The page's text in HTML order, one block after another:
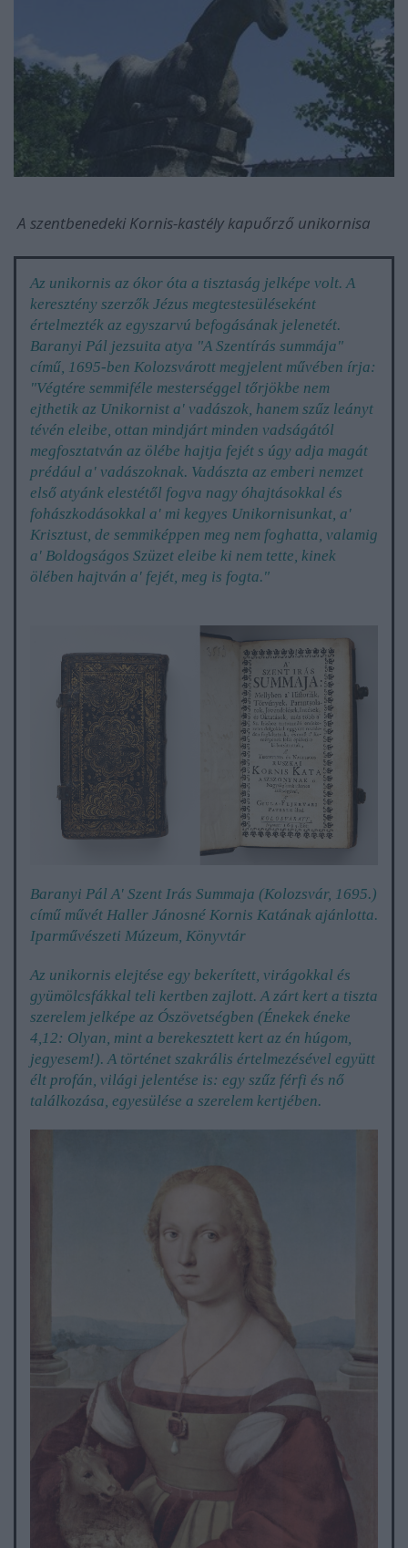
A szentbenedeki Kornis-kastély kapuőrző unikornisa
Az unikornis az ókor óta a tisztaság jelképe volt. A
keresztény szerzők Jézus megtestesüléseként
értelmezték az egyszarvú befogásának jelenetét.
Baranyi Pál jezsuita atya "A Szentírás summája"
című, 1695-ben Kolozsvárott megjelent művében írja:
"Végtére semmiféle mesterséggel tőrjökbe nem
ejthetik az Unikornist a' vadászok, hanem szűz leányt
tévén eleibe, ottan mindjárt minden vadságától
megfosztatván az ölébe hajtja fejét s úgy adja magát
prédául a' vadászoknak. Vadászta az emberi nemzet
első atyánk elestétől fogva nagy óhajtásokkal és
fohászkodásokkal a' mi kegyes Unikornisunkat, a'
Krisztust, de semmiképpen meg nem foghatta, valamig
a' Boldogságos Szüzet eleibe ki nem tette, kinek
ölében hajtván a' fejét, meg is fogta."
Baranyi Pál A' Szent Irás Summaja (Kolozsvár, 1695.)
című művét Haller Jánosné Kornis Katának ajánlotta.
Iparművészeti Múzeum, Könyvtár
Az unikornis elejtése egy bekerített, virágokkal és
gyümölcsfákkal teli kertben zajlott. A zárt kert a tiszta
szerelem jelképe az Ószövetségben (Énekek éneke
4,12: Olyan, mint a berekesztett kert az én húgom,
jegyesem!). A történet szakrális értelmezésével együtt
élt profán, világi jelentése is: egy szűz férfi és nő
találkozása, egyesülése a szerelem kertjében.